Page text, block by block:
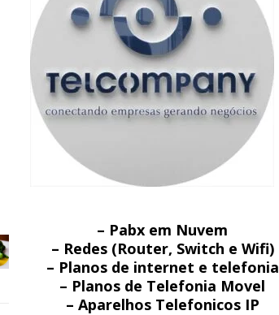
– Pabx em Nuvem
– Redes (Router, Switch e Wifi)
– Planos de internet e telefonia
– Planos de Telefonia Movel
– Aparelhos Telefonicos IP